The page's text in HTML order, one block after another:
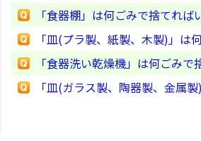
「食器棚」は何ごみで捨てれば
「皿(プラ製、紙製、木製)」は
「食器洗い乾燥機」は何ごみで
「皿(ガラス製、陶器製、金属